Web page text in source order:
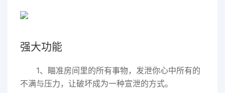
强大功能
1、瞄准房间里的所有事物，发泄你心中所有的
不满与压力，让破坏成为一种宣泄的方式。